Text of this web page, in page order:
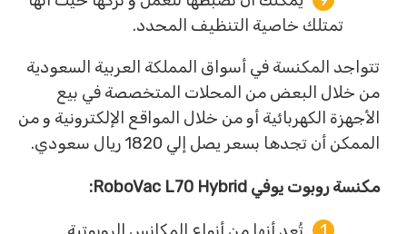
تمتلك خاصية التنظيف المحدد.
تتواجد المكنسة في أسواق المملكة العربية السعودية
من خلال البعض من المحلات المتخصصة في بيع
الأجهزة الكهربائية أو من خلال المواقع الإلكترونية و من
الممكن أن تجدها بسعر يصل إلي 1820 ريال سعودي.
مكنسة روبوت يوفي RoboVac L70 Hybrid: